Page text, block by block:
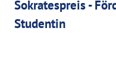
Sokratespreis -
Studentin